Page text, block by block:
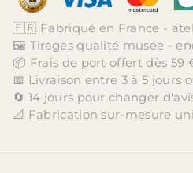
🇫🇷 Fabriqué en France -
🖼️ Tirages qualité musée -
📦 Frais de port offert dès 59
📅 Livraison entre 3 à 5 jours
🔄 14 jours pour changer
📐 Fabrication sur-mesure